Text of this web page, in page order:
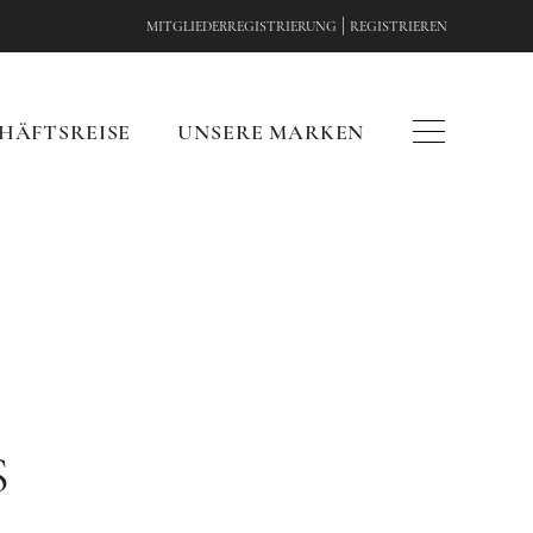
MITGLIEDERREGISTRIERUNG REGISTRIEREN
UNSERE MARKEN